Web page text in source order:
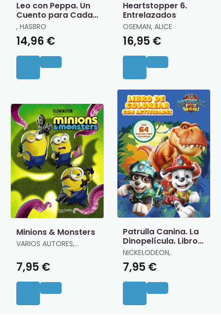
Leo con Peppa. Un
Cuento para Cada
Letra
, HASBRO
14,96 €
Heartstopper 6.
Entrelazados
OSEMAN, ALICE
16,95 €
Minions & Monsters
VARIOS AUTORES,
7,95 €
Patrulla Canina. La
Dinopelícula. Libro
de Colorear
NICKELODEON,
7,95 €